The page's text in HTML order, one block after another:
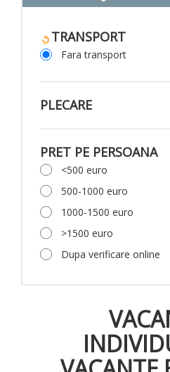
TRANSPORT
Fara transport
PLECARE
PRET PE PERSOANA
<500 euro
500-1000 euro
1000-1500 euro
>1500 euro
Dupa verificare online